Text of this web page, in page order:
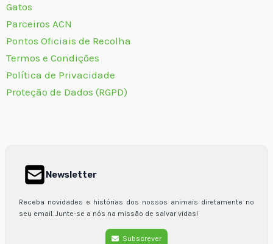
Gatos
Parceiros ACN
Pontos Oficiais de Recolha
Termos e Condições
Política de Privacidade
Proteção de Dados (RGPD)
Newsletter
Receba novidades e histórias dos nossos animais diretamente no
seu email. Junte-se a nós na missão de salvar vidas!
Subscrever